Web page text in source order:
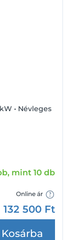
• Névleges
mint 10 db
Online ár
132 500 Ft
Kosárba